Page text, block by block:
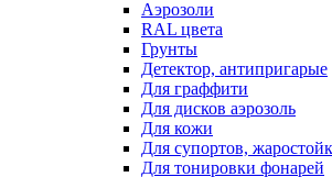
Аэрозоли
RAL цвета
Грунты
Детектор, антипригарые
Для граффити
Для дисков аэрозоль
Для кожи
Для супортов,
Для тонировки фонарей